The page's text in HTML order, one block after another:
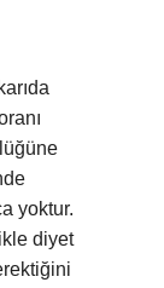
yoktur.
diyet